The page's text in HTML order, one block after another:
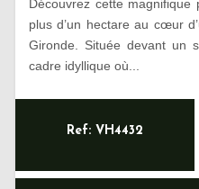
Découvrez cette
plus d’un hectare au cœur
Gironde. Située devant un
cadre idyllique où...
Ref: VH4432